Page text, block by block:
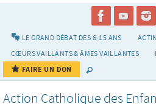
LE GRAND DÉBAT DES 6-15 ANS
CŒURS VAILLANTS & ÂMES VAILLANTES
FAIRE UN DON
Action Catholique des